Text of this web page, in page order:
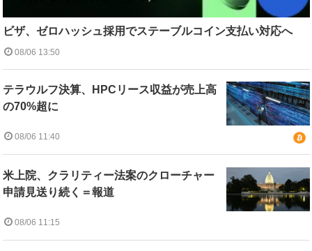
ビザ、ゼロハッシュ採用でステーブルコイン支払い対応へ
08/06 13:50
テラウルフ決算、HPCリース収益が売上高
の70%超に
08/06 11:40
米上院、クラリティー法案のクローチャー
申請見送り続く＝報道
08/06 11:15